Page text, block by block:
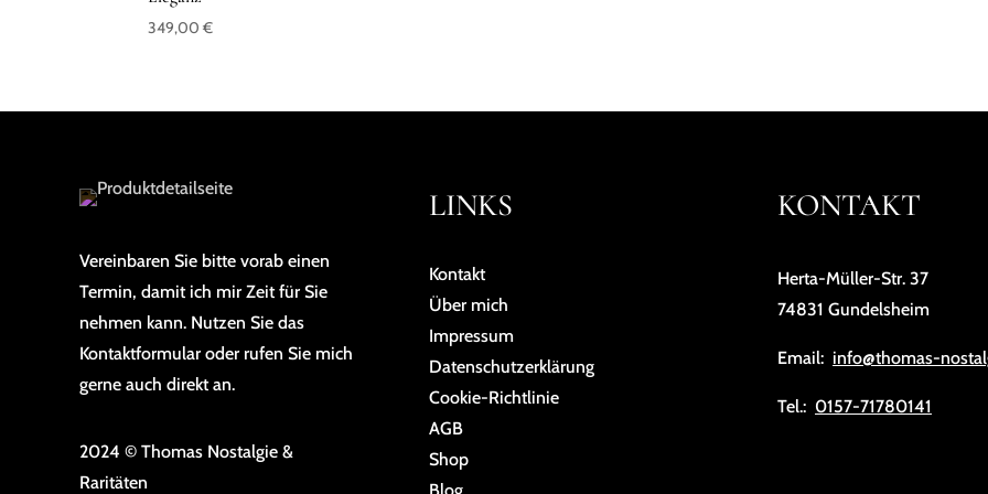
349,00€
Vereinbaren Sie bitte vorab einen
Termin, damit ich mir Zeit für Sie
nehmen kann. Nutzen Sie das
Kontaktformular oder rufen Sie mich
gerne auch direkt an.
2024 © Thomas Nostalgie &
Raritäten
LINKS
Kontakt
Über mich
Impressum
Da­ten­schutz­er­klä­rung
Cookie-Richtlinie
AGB
Shop
KONTAKT
Herta-Müller-Str. 37
74831 Gundelsheim
Email: info@thomas-
Tel.: 0157-71780141